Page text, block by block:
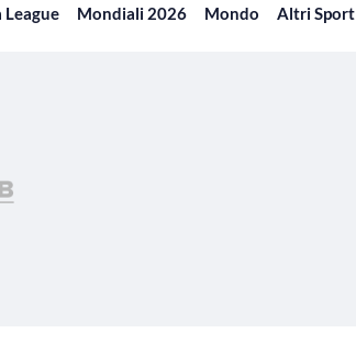
League Mondiali 2026 Mondo Altri Sport